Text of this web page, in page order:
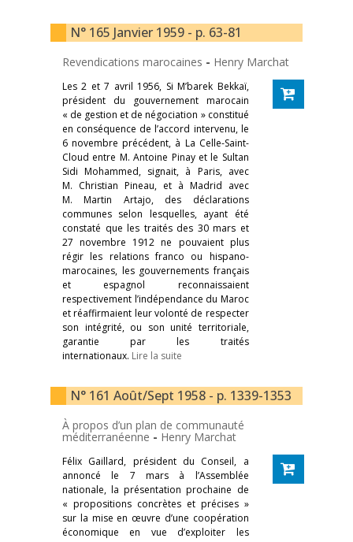
N° 165 Janvier 1959 - p. 63-81
Revendications marocaines - Henry Marchat
Les 2 et 7 avril 1956, Si M’barek Bekkaï,
président du gouvernement marocain
« de gestion et de négociation » constitué
en conséquence de l’accord intervenu, le
6 novembre précédent, à La Celle-Saint-
Cloud entre M. Antoine Pinay et le Sultan
Sidi Mohammed, signait, à Paris, avec
M. Christian Pineau, et à Madrid avec
M. Martin Artajo, des déclarations
communes selon lesquelles, ayant été
constaté que les traités des 30 mars et
27 novembre 1912 ne pouvaient plus
régir les relations franco ou hispano-
marocaines, les gouvernements français
et espagnol reconnaissaient
respectivement l’indépendance du Maroc
et réaffirmaient leur volonté de respecter
son intégrité, ou son unité territoriale,
garantie par les traités
internationaux. Lire la suite
N° 161 Août/Sept 1958 - p. 1339-1353
À propos d’un plan de communauté
méditerranéenne - Henry Marchat
Félix Gaillard, président du Conseil, a
annoncé le 7 mars à l’Assemblée
nationale, la présentation prochaine de
« propositions concrètes et précises »
sur la mise en œuvre d’une coopération
économique en vue d’exploiter les